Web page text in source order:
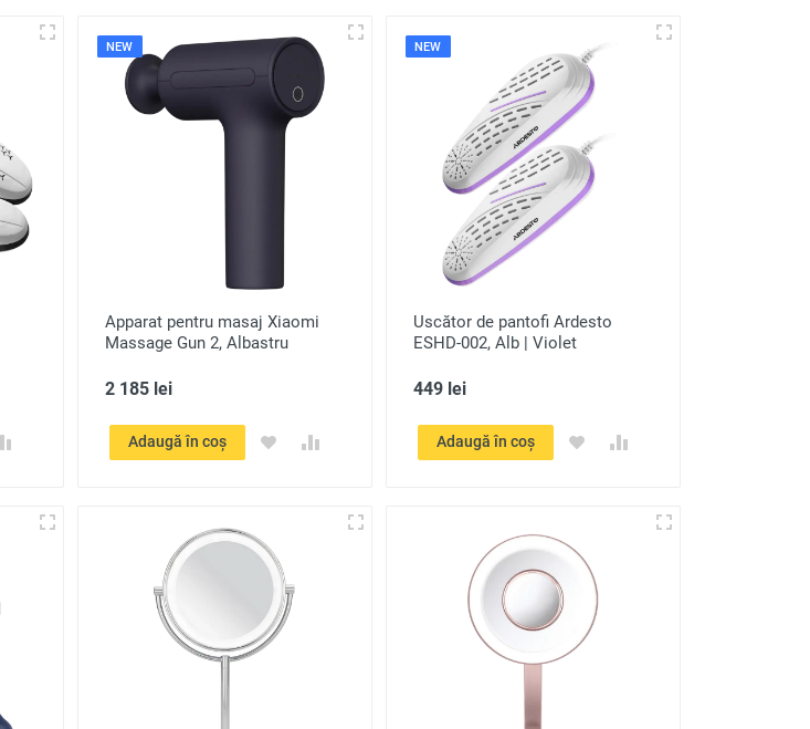
NEW
Apparat pentru masaj Xiaomi
Massage Gun 2, Albastru
2 185 lei
Adaugă în coș
NEW
Uscător de pantofi Ardesto
ESHD-002, Alb | Violet
449 lei
Adaugă în coș